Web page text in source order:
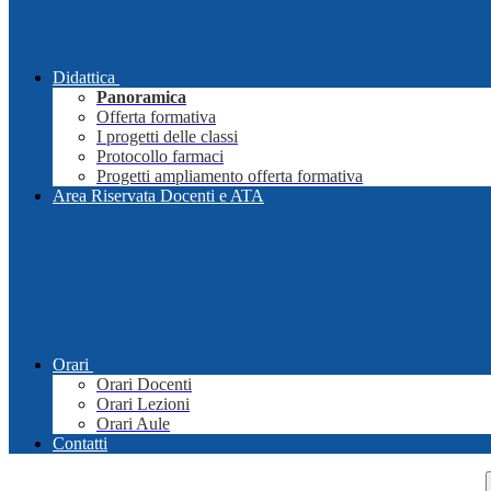
Didattica
Panoramica
Offerta formativa
I progetti delle classi
Protocollo farmaci
Progetti ampliamento offerta formativa
Area Riservata Docenti e ATA
Orari
Orari Docenti
Orari Lezioni
Orari Aule
Contatti